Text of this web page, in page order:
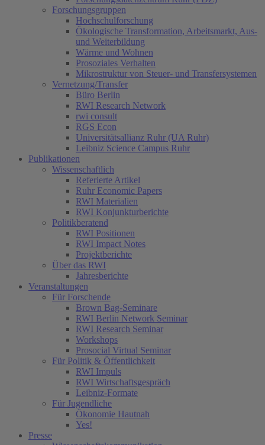
Forschungsgruppen
Hochschulforschung
Ökologische Transformation, Arbeitsmarkt, Aus-
und Weiterbildung
Wärme und Wohnen
Prosoziales Verhalten
Mikrostruktur von Steuer- und Transfersystemen
Vernetzung/Transfer
Büro Berlin
RWI Research Network
rwi consult
RGS Econ
Universitätsallianz Ruhr (UA Ruhr)
Leibniz Science Campus Ruhr
Publikationen
Wissenschaftlich
Referierte Artikel
Ruhr Economic Papers
RWI Materialien
RWI Konjunkturberichte
Politikberatend
RWI Positionen
RWI Impact Notes
Projektberichte
Über das RWI
Jahresberichte
Veranstaltungen
Für Forschende
Brown Bag-Seminare
RWI Berlin Network Seminar
RWI Research Seminar
Workshops
Prosocial Virtual Seminar
Für Politik & Öffentlichkeit
RWI Impuls
RWI Wirtschaftsgespräch
Leibniz-Formate
Für Jugendliche
Ökonomie Hautnah
Yes!
Presse